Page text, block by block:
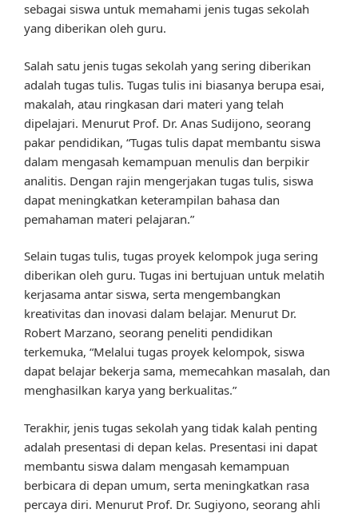
sebagai siswa untuk memahami jenis tugas sekolah
yang diberikan oleh guru.
Salah satu jenis tugas sekolah yang sering diberikan
adalah tugas tulis. Tugas tulis ini biasanya berupa esai,
makalah, atau ringkasan dari materi yang telah
dipelajari. Menurut Prof. Dr. Anas Sudijono, seorang
pakar pendidikan, “Tugas tulis dapat membantu siswa
dalam mengasah kemampuan menulis dan berpikir
analitis. Dengan rajin mengerjakan tugas tulis, siswa
dapat meningkatkan keterampilan bahasa dan
pemahaman materi pelajaran.”
Selain tugas tulis, tugas proyek kelompok juga sering
diberikan oleh guru. Tugas ini bertujuan untuk melatih
kerjasama antar siswa, serta mengembangkan
kreativitas dan inovasi dalam belajar. Menurut Dr.
Robert Marzano, seorang peneliti pendidikan
terkemuka, “Melalui tugas proyek kelompok, siswa
dapat belajar bekerja sama, memecahkan masalah, dan
menghasilkan karya yang berkualitas.”
Terakhir, jenis tugas sekolah yang tidak kalah penting
adalah presentasi di depan kelas. Presentasi ini dapat
membantu siswa dalam mengasah kemampuan
berbicara di depan umum, serta meningkatkan rasa
percaya diri. Menurut Prof. Dr. Sugiyono, seorang ahli